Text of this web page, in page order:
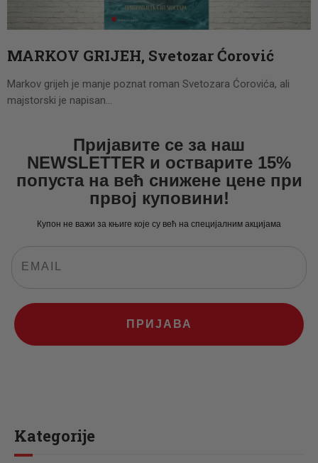
CENOVNIK
PISMO
MARKOV GRIJEH, Svetozar Ćorović
Markov grijeh je manje poznat roman Svetozara Ćorovića, ali
majstorski je napisan…
Пријавите се за наш
NEWSLETTER и остварите 15%
попуста на већ снижене цене при
првој куповини!
Купон не важи за књиге које су већ на специјалним акцијама
ПРИЈАВА
Kategorije